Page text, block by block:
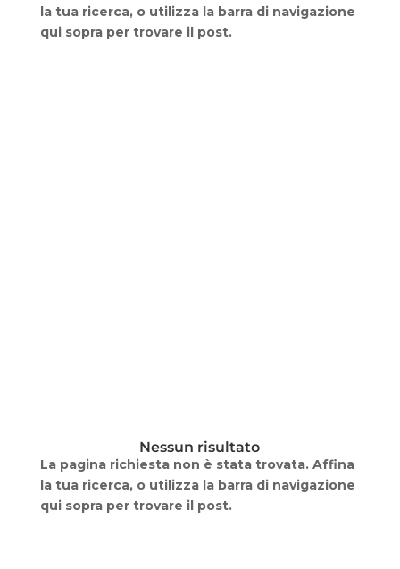
la tua ricerca, o utilizza la barra di navigazione
qui sopra per trovare il post.
Nessun risultato
La pagina richiesta non è stata trovata. Affina
la tua ricerca, o utilizza la barra di navigazione
qui sopra per trovare il post.